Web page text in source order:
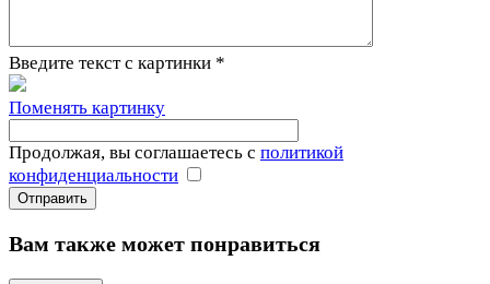
Введите текст с картинки *
Поменять картинку
Продолжая, вы соглашаетесь с политикой
конфиденциальности
Вам также может понравиться